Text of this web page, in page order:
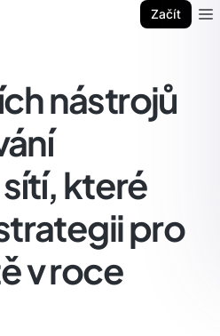
Začít
nástrojů
které
pro
v roce